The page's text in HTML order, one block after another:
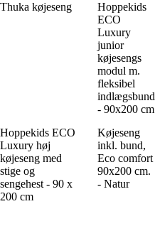
Thuka køjeseng
Hoppekids
ECO
Luxury
junior
køjesengs
modul m.
fleksibel
indlægsbund
- 90x200 cm
Hoppekids ECO
Luxury høj
køjeseng med
stige og
sengehest - 90 x
200 cm
Køjeseng
inkl. bund,
Eco comfort
90x200 cm.
- Natur